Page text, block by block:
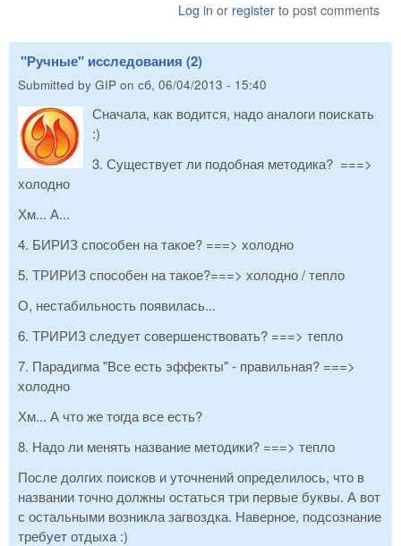
Log in or register to post comments
"Ручные" исследования (2)
Submitted by GIP on сб, 06/04/2013 - 15:40
Сначала, как водится, надо аналоги поискать
:)
3. Существует ли подобная методика? ===>
холодно
Хм... А...
4. БИРИЗ способен на такое? ===> холодно
5. ТРИРИЗ способен на такое?===> холодно / тепло
О, нестабильность появилась...
6. ТРИРИЗ следует совершенствовать? ===> тепло
7. Парадигма "Все есть эффекты" - правильная? ===>
холодно
Хм... А что же тогда все есть?
8. Надо ли менять название методики? ===> тепло
После долгих поисков и уточнений определилось, что в
названии точно должны остаться три первые буквы. А вот
с остальными возникла загвоздка. Наверное, подсознание
требует отдыха :)